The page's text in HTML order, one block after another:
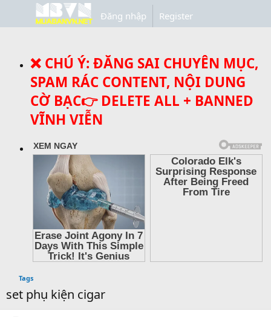
Đăng nhập Register
❌ CHÚ Ý: ĐĂNG SAI CHUYÊN MỤC,
SPAM RÁC CONTENT, NỘI DUNG
CỜ BẠC👉 DELETE ALL + BANNED
VĨNH VIỄN
Tags
set phụ kiện cigar